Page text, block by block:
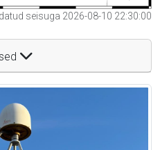
seisuga 2026-08-10 22:30:00